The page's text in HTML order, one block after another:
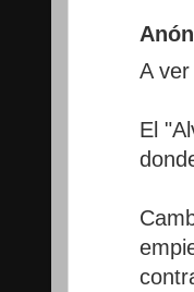
A
El